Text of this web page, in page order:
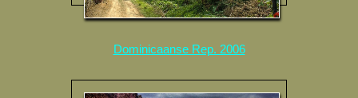
Dominicaanse Rep. 2006